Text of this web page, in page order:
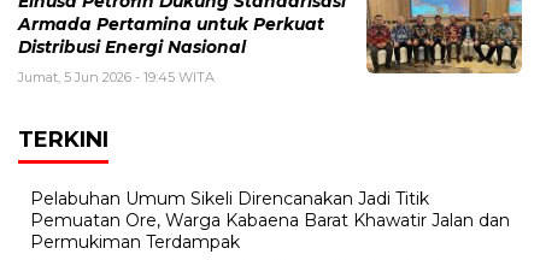
Armada Pertamina untuk Perkuat
Distribusi Energi Nasional
Jumat, 5 Jun 2026 - 19:45 WITA
TERKINI
Pelabuhan Umum Sikeli Direncanakan Jadi Titik
Pemuatan Ore, Warga Kabaena Barat Khawatir Jalan dan
Permukiman Terdampak